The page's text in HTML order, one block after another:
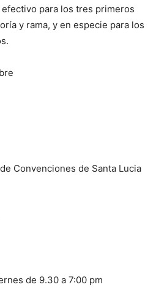
para los tres primeros
y rama, y en especie para los
Convenciones de Santa Lucia
de 9.30 a 7:00 pm